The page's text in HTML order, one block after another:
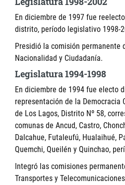
En diciembre de 1997 fue
distrito, período legislativo 1998-
Presidió la comisión permanente
Nacionalidad y Ciudadanía.
Legislatura 1994-1998
En diciembre de 1994 fue electo
representación de la Democracia
de Los Lagos, Distrito Nº 58,
comunas de Ancud, Castro,
Dalcahue, Futaleufú, Hualaihué,
Quemchi, Queilén y Quinchao,
Integró las comisiones
Transportes y